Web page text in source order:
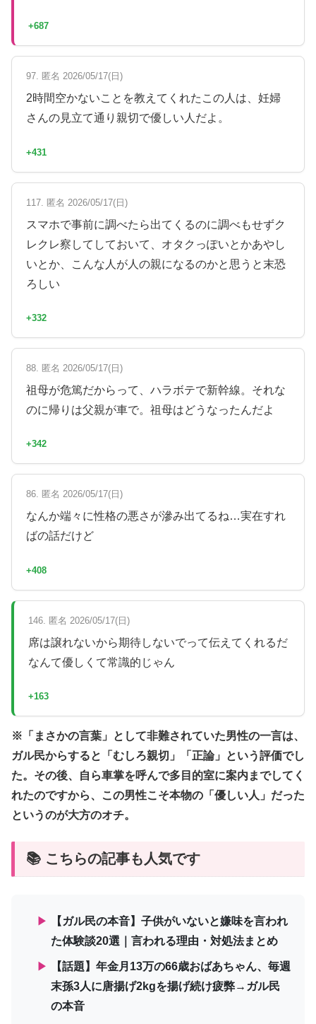
+687
97. 匿名 2026/05/17(日)
2時間空かないことを教えてくれたこの人は、妊婦
さんの見立て通り親切で優しい人だよ。
+431
117. 匿名 2026/05/17(日)
スマホで事前に調べたら出てくるのに調べもせずク
レクレ察してしておいて、オタクっぽいとかあやし
いとか、こんな人が人の親になるのかと思うと末恐
ろしい
+332
88. 匿名 2026/05/17(日)
祖母が危篤だからって、ハラボテで新幹線。それな
のに帰りは父親が車で。祖母はどうなったんだよ
+342
86. 匿名 2026/05/17(日)
なんか端々に性格の悪さが滲み出てるね…実在すれ
ばの話だけど
+408
146. 匿名 2026/05/17(日)
席は譲れないから期待しないでって伝えてくれるだ
なんて優しくて常識的じゃん
+163
※「まさかの言葉」として非難されていた男性の一言は、
ガル民からすると「むしろ親切」「正論」という評価でし
た。その後、自ら車掌を呼んで多目的室に案内までしてく
れたのですから、この男性こそ本物の「優しい人」だった
というのが大方のオチ。
📚 こちらの記事も人気です
▶
【ガル民の本音】子供がいないと嫌味を言われ
た体験談20選｜言われる理由・対処法まとめ
▶
【話題】年金月13万の66歳おばあちゃん、毎週
末孫3人に唐揚げ2kgを揚げ続け疲弊→ガル民
の本音